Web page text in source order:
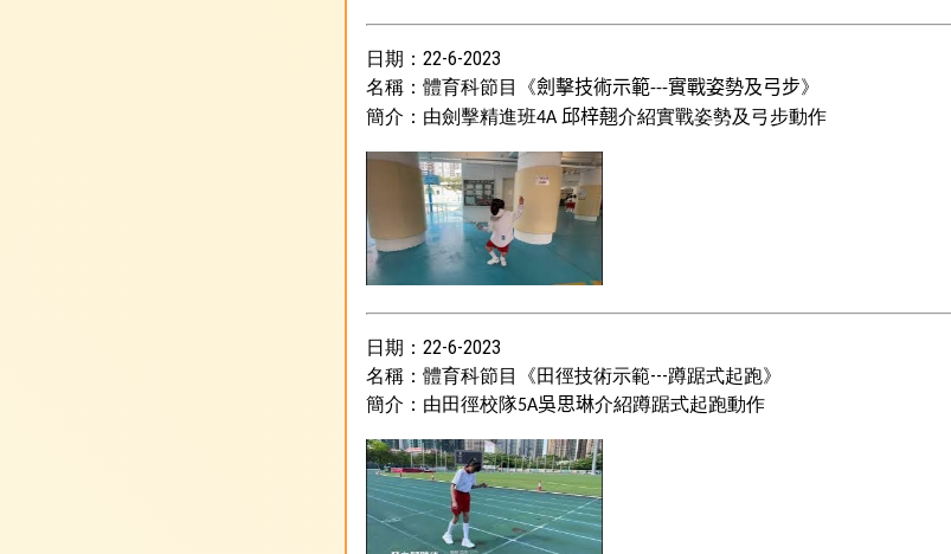
日期：22-6-2023
名稱：體育科節目《劍擊技術示範---實戰姿勢及弓步》
簡介：由劍擊精進班4A 邱梓翹介紹實戰姿勢及弓步動作
日期：22-6-2023
名稱：體育科節目《田徑技術示範---蹲踞式起跑》
簡介：由田徑校隊5A吳思琳介紹蹲踞式起跑動作